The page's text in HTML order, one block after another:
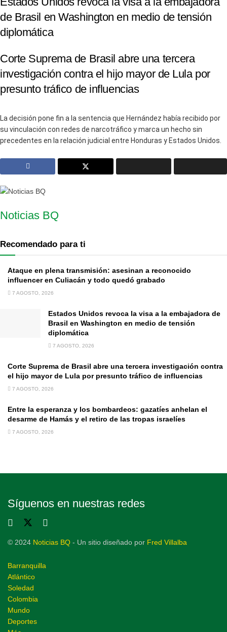
de Brasil en Washington en medio de tensión
diplomática
Corte Suprema de Brasil abre una tercera
investigación contra el hijo mayor de Lula por
presunto tráfico de influencias
La decisión pone fin a la sentencia que Hernández había recibido por
su vinculación con redes de narcotráfico y marca un hecho sin
precedentes en la relación judicial entre Honduras y Estados Unidos.
Noticias BQ
Recomendado para ti
Ataque en plena transmisión: asesinan a reconocido
influencer en Culiacán y todo quedó grabado
7 AGOSTO, 2026
Estados Unidos revoca la visa a la embajadora de
Brasil en Washington en medio de tensión
diplomática
7 AGOSTO, 2026
Corte Suprema de Brasil abre una tercera investigación contra
el hijo mayor de Lula por presunto tráfico de influencias
7 AGOSTO, 2026
Entre la esperanza y los bombardeos: gazatíes anhelan el
desarme de Hamás y el retiro de las tropas israelíes
7 AGOSTO, 2026
Síguenos en nuestras redes
© 2024 Noticias BQ - Un sitio diseñado por Fred Villalba
Barranquilla
Atlántico
Soledad
Colombia
Mundo
Deportes